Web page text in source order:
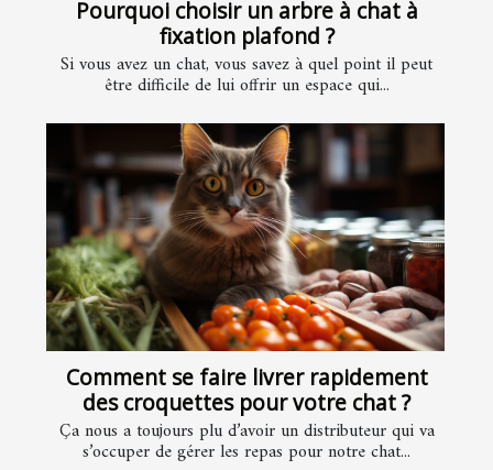
Pourquoi choisir un arbre à chat à
fixation plafond ?
Si vous avez un chat, vous savez à quel point il peut
être difficile de lui offrir un espace qui...
Comment se faire livrer rapidement
des croquettes pour votre chat ?
Ça nous a toujours plu d’avoir un distributeur qui va
s’occuper de gérer les repas pour notre chat...